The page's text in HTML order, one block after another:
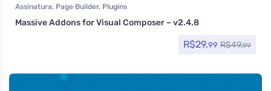
Assinatura, Page Builder, Plugins
Massive Addons for Visual Composer – v2.4.8
R$29,99 R$49,99